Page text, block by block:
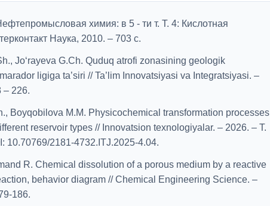
химия: в 5 - ти т. Т. 4: Кислотная
Наука, 2010. – 703 с.
Jo‘rayeva G.Ch. Quduq atrofi zonasining geologik
ligiga ta’siri // Ta’lim Innovatsiyasi va Integratsiyasi. –
– 226.
Boyqobilova M.M. Physicochemical transformation processes
reservoir types // Innovatsion texnologiyalar. – 2026. – T.
10.70769/2181-4732.ITJ.2025-4.04.
R. Chemical dissolution of a porous medium by a reactive
behavior diagram // Chemical Engineering Science. –
186.